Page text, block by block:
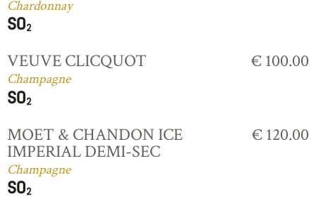
Chardonnay
VEUVE CLICQUOT
Champagne
€ 100.00
MOET & CHANDON ICE
IMPERIAL DEMI-SEC
Champagne
€ 120.00